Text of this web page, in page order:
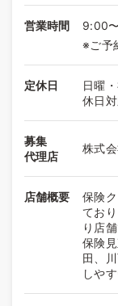
営業時間
9:00
※ご予
定休日
日曜
休日
募集
代理店
株式
店舗概要
保険
てお
り店
保険
田、
しや